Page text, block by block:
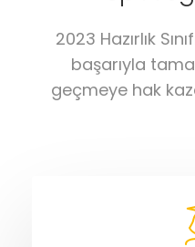
2023 Hazırlık
başarıyla
geçmeye hak